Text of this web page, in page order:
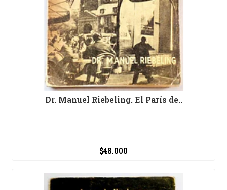
Dr. Manuel Riebeling. El París de..
$48.000